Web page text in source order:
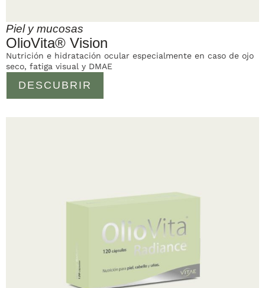
Piel y mucosas
OlioVita® Vision
DESCUBRIR
Nutrición e hidratación ocular especialmente en caso de ojo
seco, fatiga visual y DMAE